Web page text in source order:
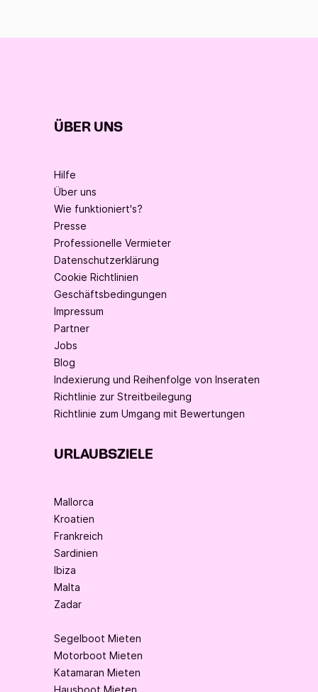
ÜBER UNS
Hilfe
Über uns
Wie funktioniert's?
Presse
Professionelle Vermieter
Datenschutzerklärung
Cookie Richtlinien
Geschäftsbedingungen
Impressum
Partner
Jobs
Blog
Indexierung und Reihenfolge von Inseraten
Richtlinie zur Streitbeilegung
Richtlinie zum Umgang mit Bewertungen
URLAUBSZIELE
Mallorca
Kroatien
Frankreich
Sardinien
Ibiza
Malta
Zadar
Segelboot Mieten
Motorboot Mieten
Katamaran Mieten